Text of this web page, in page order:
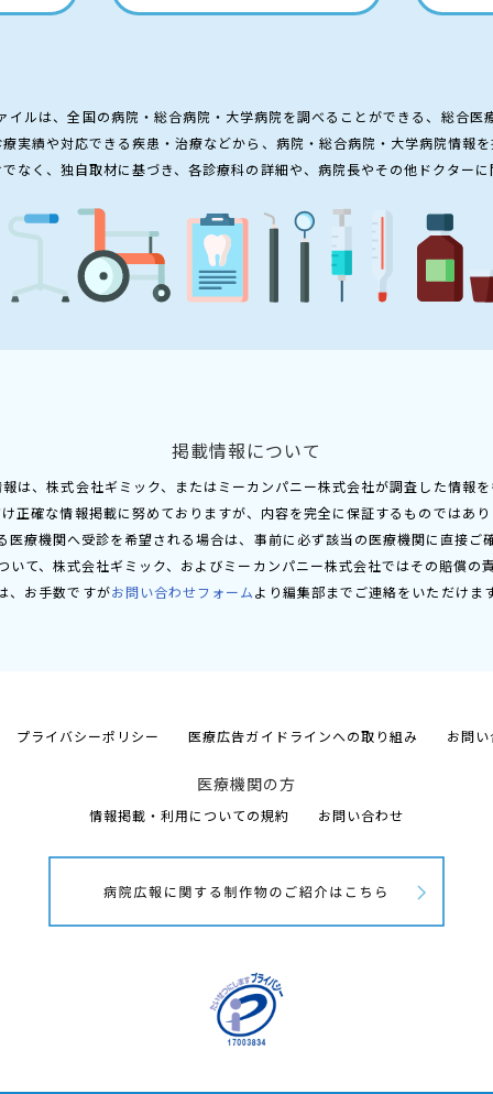
イルは、全国の病院・総合病院・大学病院を調べることができる、総合医
実績や対応できる疾患・治療などから、病院・総合病院・大学病院情報
なく、独自取材に基づき、各診療科の詳細や、病院長やその他ドクター
掲載情報について
は、株式会社ギミック、またはミーカンパニー株式会社が調査した情報
正確な情報掲載に努めておりますが、内容を完全に保証するものではあ
医療機関へ受診を希望される場合は、事前に必ず該当の医療機関に直接ご
いて、株式会社ギミック、およびミーカンパニー株式会社ではその賠償の
、お手数ですがお問い合わせフォームより編集部までご連絡をいただけま
プライバシーポリシー 医療広告ガイドラインへの取り組み お問
医療機関の方
情報掲載・利用についての規約 お問い合わせ